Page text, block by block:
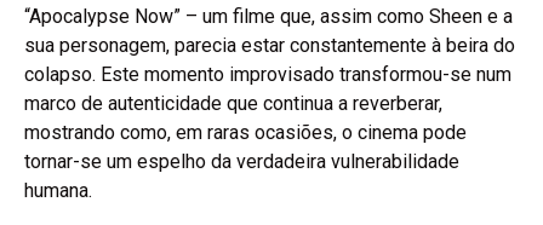
“Apocalypse Now” – um filme que, assim como Sheen e a
sua personagem, parecia estar constantemente à beira do
colapso. Este momento improvisado transformou-se num
marco de autenticidade que continua a reverberar,
mostrando como, em raras ocasiões, o cinema pode
tornar-se um espelho da verdadeira vulnerabilidade
humana.